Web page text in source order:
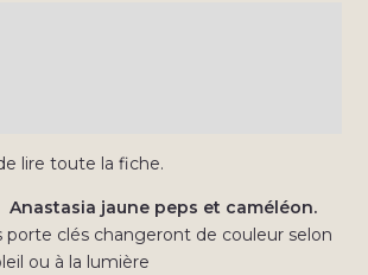
lire toute la fiche.
jaune peps et caméléon.
porte clés changeront de couleur selon
ou à la lumière